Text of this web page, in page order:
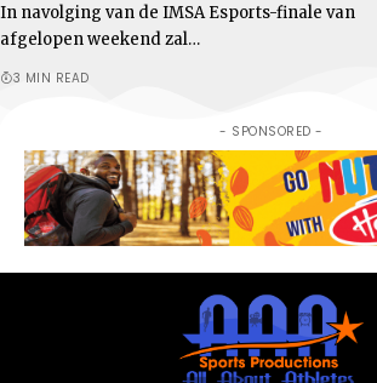
In navolging van de IMSA Esports-finale van
afgelopen weekend zal…
3 MIN READ
- SPONSORED -